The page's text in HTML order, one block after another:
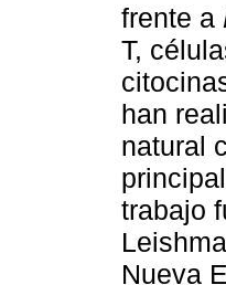
frente a
T,
han
natural
trabajo
Nueva